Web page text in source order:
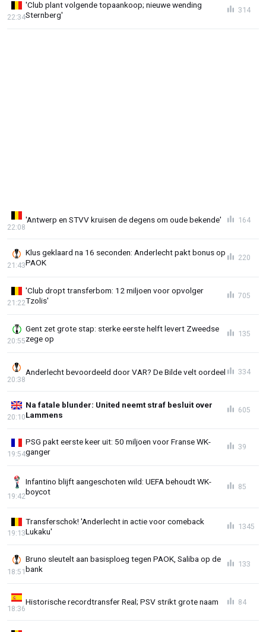
'Club plant volgende topaankoop; nieuwe wending
Sternberg'
22:34
314
'Antwerp en STVV kruisen de degens om oude bekende'
22:08
164
Klus geklaard na 16 seconden: Anderlecht pakt bonus op
PAOK
21:43
220
'Club dropt transferbom: 12 miljoen voor opvolger
Tzolis'
21:22
705
Gent zet grote stap: sterke eerste helft levert Zweedse
zege op
20:55
135
Anderlecht bevoordeeld door VAR? De Bilde velt oordeel
20:38
334
Na fatale blunder: United neemt straf besluit over
Lammens
20:10
605
PSG pakt eerste keer uit: 50 miljoen voor Franse WK-
ganger
19:54
39
Infantino blijft aangeschoten wild: UEFA behoudt WK-
boycot
19:42
85
Transferschok! 'Anderlecht in actie voor comeback
Lukaku'
19:13
1345
Bruno sleutelt aan basisploeg tegen PAOK, Saliba op de
bank
18:51
133
Historische recordtransfer Real; PSV strikt grote naam
18:36
84